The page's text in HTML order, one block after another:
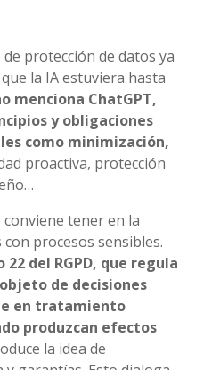
protección de datos ya
la IA estuviera hasta
menciona ChatGPT,
y obligaciones
como minimización,
proactiva, protección
tener en la
procesos sensibles.
del RGPD, que regula
de decisiones
en tratamiento
produzcan efectos
la idea de